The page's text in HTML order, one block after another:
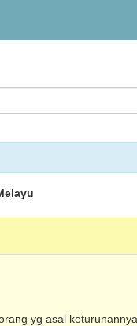
yg asal